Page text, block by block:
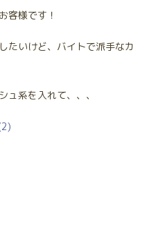
客様です！
たいけど、バイトで派手なカ
ュ系を入れて、、、